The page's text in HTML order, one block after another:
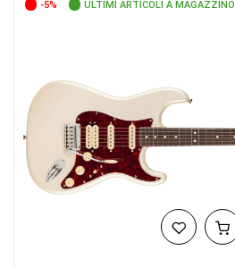
-5% ULTIMI ARTICOLI A MAGAZZINO